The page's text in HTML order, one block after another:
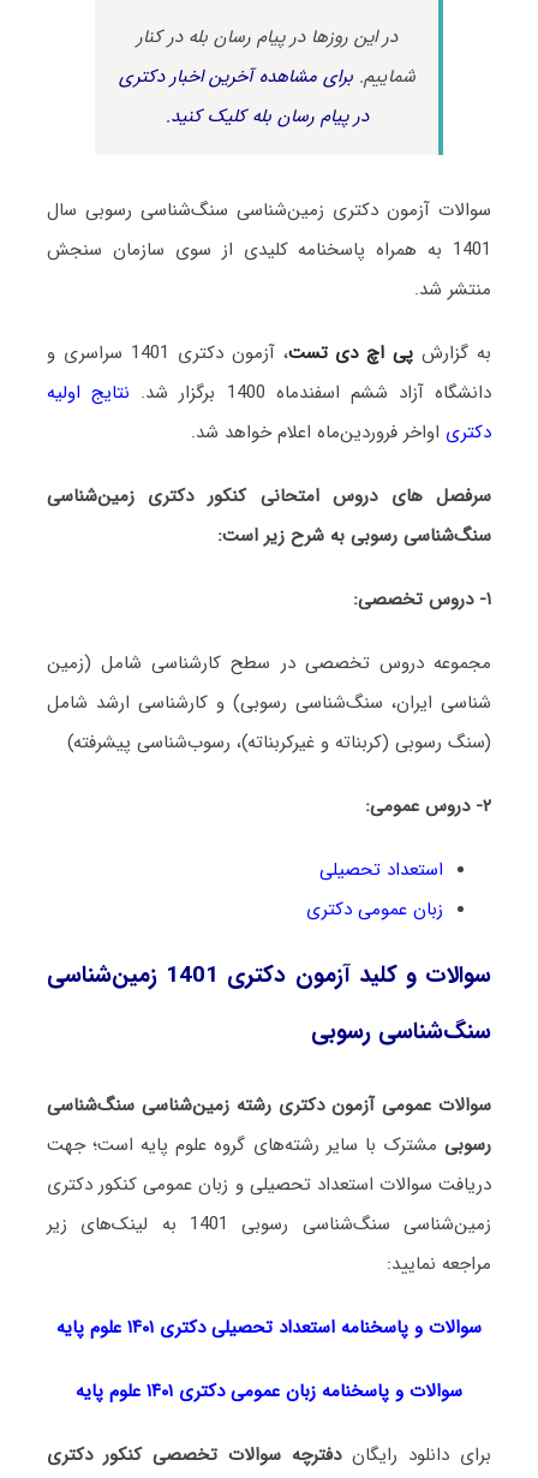
در این روزها در پیام رسان بله در کنار
شماییم.برای مشاهده آخرین اخبار دکتری
در پیام رسان بله کلیک کنید.
سوالات آزمون دکتری زمین‌شناسی سنگ‌شناسی رسوبی سال
1401 به همراه پاسخنامه کلیدی از سوی سازمان سنجش
منتشر شد.
به گزارشپی اچ دی تست
، آزمون دکتری 1401 سراسری و
دانشگاه آزاد ششم اسفندماه 1400 برگزار شد.
نتایج اولیه
دکتری اواخر فروردین‌ماه اعلام خواهد شد.
سرفصل های دروس امتحانی کنکور دکتری زمین‌شناسی
سنگ‌شناسی رسوبی به شرح زیر است:
۱- دروس تخصصی:
مجموعه دروس تخصصی در سطح کارشناسی شامل (زمین
شناسی ایران، سنگ‌شناسی رسوبی) و کارشناسی ارشد شامل
(سنگ رسوبی (کربناته و غیرکربناته)، رسوب‌شناسی پیشرفته)
۲- دروس عمومی:
استعداد تحصیلی
زبان عمومی دکتری
سوالات و کلید آزمون دکتری 1401 زمین‌شناسی
سنگ‌شناسی رسوبی
سوالات عمومی آزمون دکتری رشته زمین‌شناسی سنگ‌شناسی
رسوبیمشترک با سایر رشته‌های گروه علوم پایه است؛ جهت
دریافت سوالات استعداد تحصیلی و زبان عمومی کنکور دکتری
زمین‌شناسی سنگ‌شناسی رسوبی 1401 به لینک‌های زیر
مراجعه نمایید:
سوالات و پاسخنامه استعداد تحصیلی دکتری ۱۴۰۱ علوم پایه
سوالات و پاسخنامه زبان عمومی دکتری ۱۴۰۱ علوم پایه
برای دانلود رایگاندفترچه سوالات تخصصی کنکور دکتری